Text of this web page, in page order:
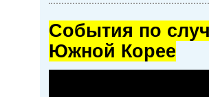
Cобытия по
Южной Корее